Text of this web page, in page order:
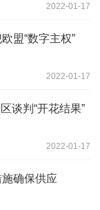
2022-01-17
盟“数字主权”
2022-01-17
谈判“开花结果”
2022-01-17
确保供应